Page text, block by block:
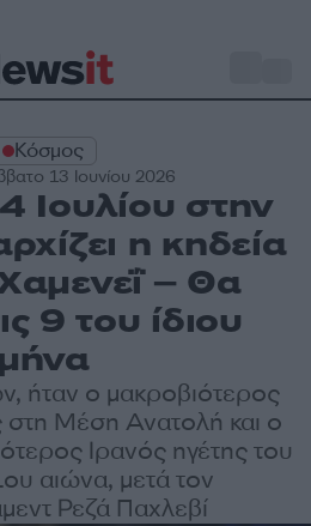
Κόσμος
13 Ιουνίου 2026
Ιουλίου στην
η κηδεία
– Θα
9 του ίδιου
μήνα
ήταν ο μακροβιότερος
Μέση Ανατολή και ο
Ιρανός ηγέτης του
αιώνα, μετά τον
Ρεζά Παχλεβί